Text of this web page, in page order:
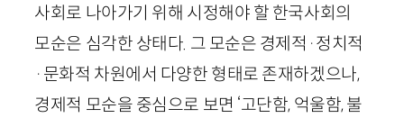
사회로 나아가기 위해 시정해야 할 한국사회의
모순은 심각한 상태다. 그 모순은 경제적·정치적
·문화적 차원에서 다양한 형태로 존재하겠으나,
경제적 모순을 중심으로 보면 ‘고단함, 억울함, 불